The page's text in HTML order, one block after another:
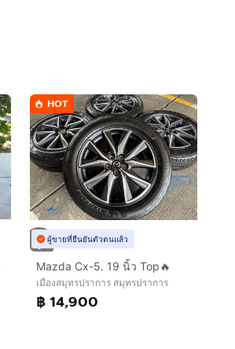
ด้ปรกติ
HOT
ผู้ขายที่ยืนยันตัวตนแล้ว
Mazda Cx-5. 19 นิ้ว Top🔥
เมืองสมุทรปราการ สมุทรปราการ
฿ 14,900